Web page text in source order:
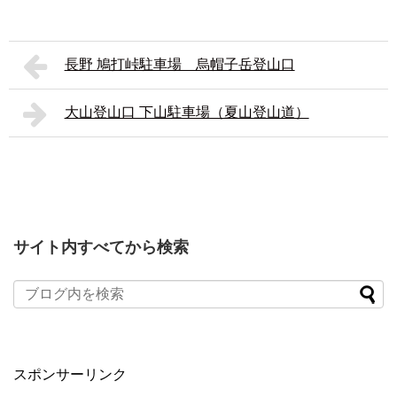
長野 鳩打峠駐車場 烏帽子岳登山口
大山登山口 下山駐車場（夏山登山道）
サイト内すべてから検索
スポンサーリンク